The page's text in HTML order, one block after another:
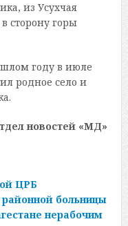
из Усухчая
сторону горы
году в июле
родное село и
новостей «МД»
ЦРБ
больницы
нерабочим